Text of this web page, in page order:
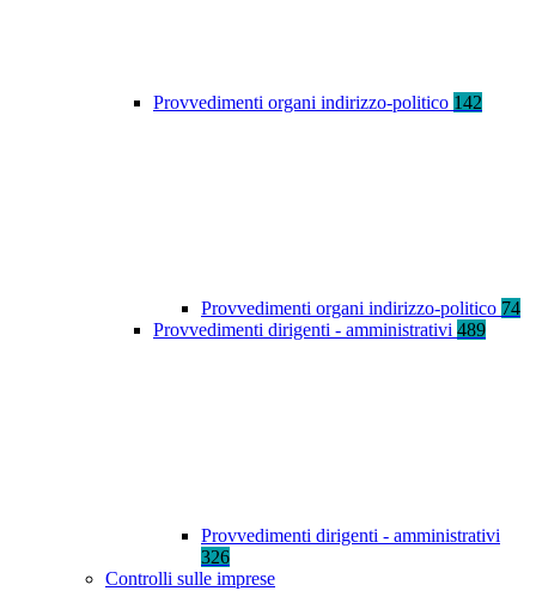
Provvedimenti organi indirizzo-politico 142
Provvedimenti organi indirizzo-politico 74
Provvedimenti dirigenti - amministrativi 489
Provvedimenti dirigenti - amministrativi
326
Controlli sulle imprese